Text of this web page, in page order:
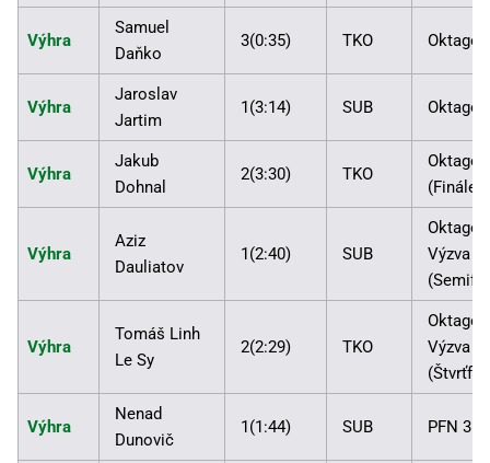
Výhra
Samuel
Daňko
3(0:35) TKO
Výhra
Jaroslav
Jartim
1(3:14) SUB
Výhra
Jakub
Dohnal
2(3:30) TKO
(Finále)
Výhra
Aziz
Dauliatov
1(2:40) SUB
Oktagon
Výzva 3
Výhra
Tomáš Linh
Le Sy
2(2:29) TKO
Oktagon
Výzva 3
Výhra
Nenad
Dunovič
1(1:44) SUB PFN 3